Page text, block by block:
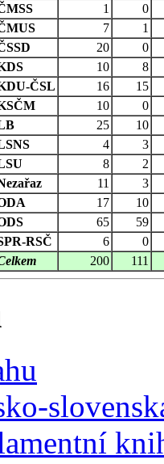
1
0
7
1
20
0
10
8
ČSL
16
15
10
0
25
10
4
3
8
2
11
3
17
10
65
59
RSČ
6
0
200 111